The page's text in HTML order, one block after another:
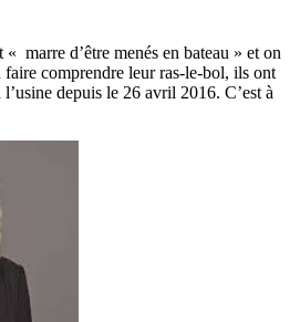
marre d’être menés en bateau » et on
comprendre leur ras-le-bol, ils ont
depuis le 26 avril 2016. C’est à